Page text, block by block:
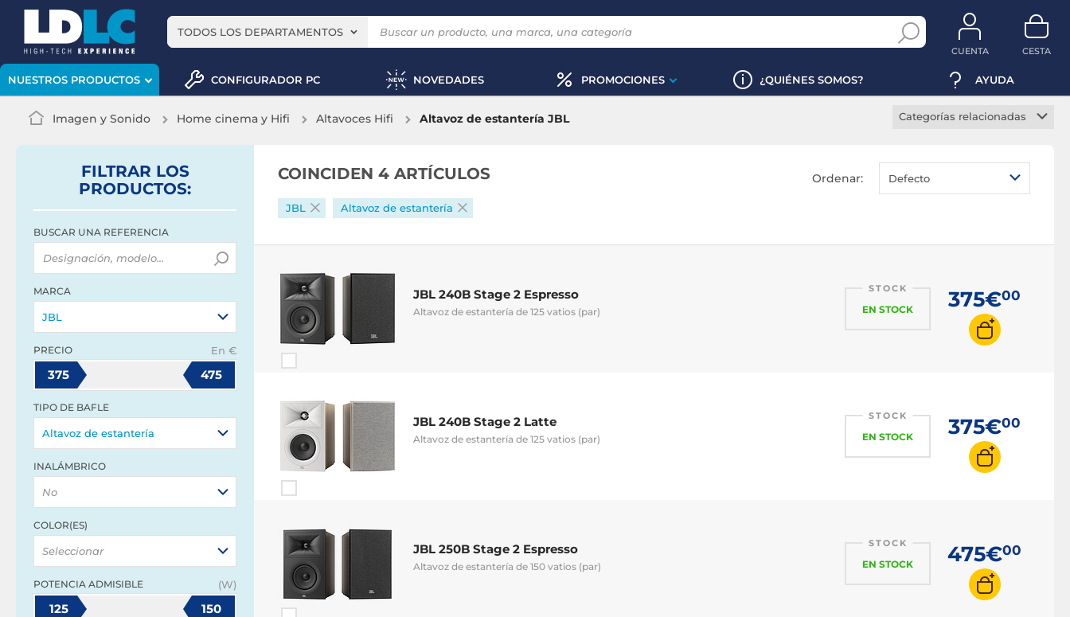
TODOS LOS DEPARTAMENTOS
CUENTA CESTA
NUESTROS PRODUCTOS CONFIGURADOR PC NOVEDADES PROMOCIONES ¿QUIÉNES SOMOS? AYUDA
Imagen y Sonido Home cinema y Hifi Altavoces Hifi Altavoz de estantería JBL
Categorías relacionadas
Bafle biblioteca
Bafle columna
Altavoz de elevación
Monitor de estudio
FILTRAR LOS
PRODUCTOS:
BUSCAR UNA REFERENCIA
MARCA
JBL
PRECIO En €
375 475
TIPO DE BAFLE
Altavoz de estantería
INALÁMBRICO
No
COLOR(ES)
Seleccionar
POTENCIA ADMISIBLE (W)
125 150
COINCIDEN 4 ARTÍCULOS Ordenar: Defecto
JBL Altavoz de estantería
JBL 240B Stage 2 Espresso
Altavoz de estantería de 125 vatios (par)
STOCK
EN STOCK 375€00
JBL 240B Stage 2 Latte
Altavoz de estantería de 125 vatios (par)
STOCK
EN STOCK 375€00
JBL 250B Stage 2 Espresso
Altavoz de estantería de 150 vatios (par)
STOCK
EN STOCK 475€00